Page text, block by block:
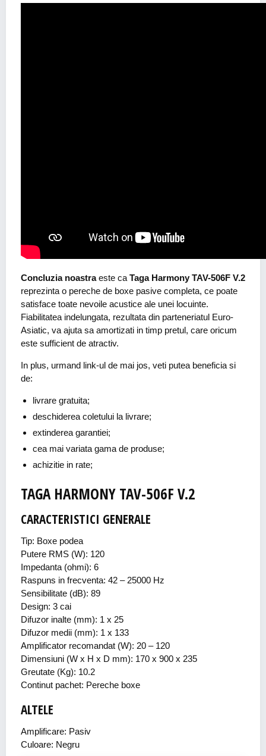
Concluzia noastraeste ca Taga Harmony TAV-506F V.2
reprezinta o pereche de boxe pasive completa, ce poate
satisface toate nevoile acustice ale unei locuinte.
Fiabilitatea indelungata, rezultata din parteneriatul Euro-
Asiatic, va ajuta sa amortizati in timp pretul, care oricum
este sufficient de atractiv.
In plus, urmand link-ul de mai jos, veti putea beneficia si
de:
livrare gratuita;
deschiderea coletului la livrare;
extinderea garantiei;
cea mai variata gama de produse;
achizitie in rate;
TAGA HARMONY TAV-506F V.2
CARACTERISTICI GENERALE
Tip: Boxe podea
Putere RMS (W): 120
Impedanta (ohmi): 6
Raspuns in frecventa: 42 – 25000 Hz
Sensibilitate (dB): 89
Design: 3 cai
Difuzor inalte (mm): 1 x 25
Difuzor medii (mm): 1 x 133
Amplificator recomandat (W): 20 – 120
Dimensiuni (W x H x D mm): 170 x 900 x 235
Greutate (Kg): 10.2
Continut pachet: Pereche boxe
ALTELE
Amplificare: Pasiv
Culoare: Negru